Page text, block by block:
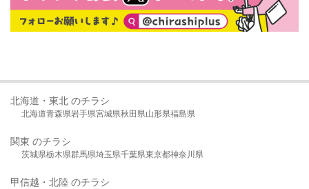
北海道・東北 のチラシ
北海道青森県岩手県宮城県秋田県山形県福島県
関東 のチラシ
茨城県栃木県群馬県埼玉県千葉県東京都神奈川県
甲信越・北陸 のチラシ